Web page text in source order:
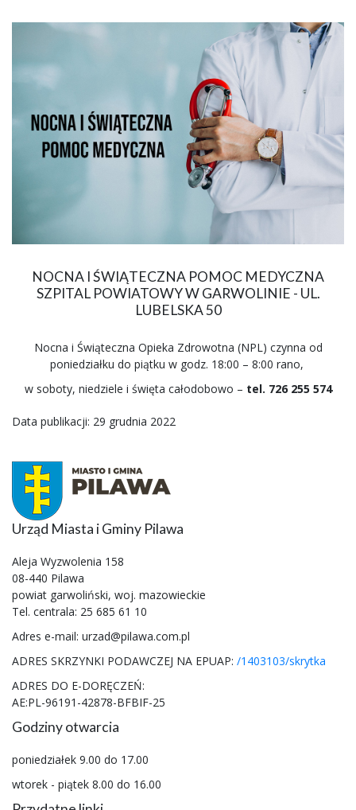
NOCNA I ŚWIĄTECZNA POMOC MEDYCZNA
SZPITAL POWIATOWY W GARWOLINIE - UL.
LUBELSKA 50
Nocna i Świąteczna Opieka Zdrowotna (NPL) czynna od
poniedziałku do piątku w godz. 18:00 – 8:00 rano,
w soboty, niedziele i święta całodobowo – tel. 726 255 574
Data publikacji: 29 grudnia 2022
Urząd Miasta i Gminy Pilawa
Aleja Wyzwolenia 158
08-440 Pilawa
powiat garwoliński, woj. mazowieckie
Tel. centrala: 25 685 61 10
Adres e-mail: urzad@pilawa.com.pl
ADRES SKRZYNKI PODAWCZEJ NA EPUAP: /1403103/skrytka
ADRES DO E-DORĘCZEŃ:
AE:PL-96191-42878-BFBIF-25
Godziny otwarcia
poniedziałek 9.00 do 17.00
wtorek - piątek 8.00 do 16.00